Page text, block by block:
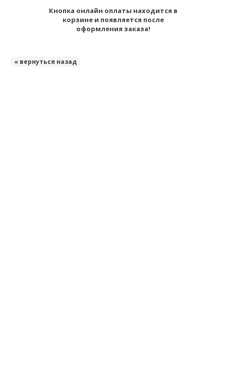
Кнопка онлайн оплаты находится в
корзине и появляется после
оформления заказа!
« вернуться назад